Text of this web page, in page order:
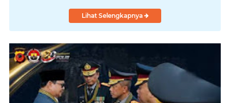
Lihat Selengkapnya